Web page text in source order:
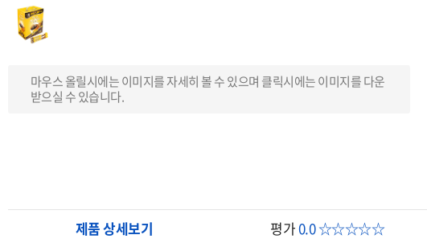
마우스 올릴시에는 이미지를 자세히 볼 수 있으며 클릭시에는 이미지를 다운
받으실 수 있습니다.
제품 상세보기 평가0.0 ☆☆☆☆☆